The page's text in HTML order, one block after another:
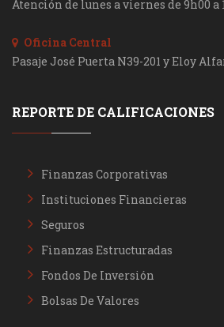
Atención de lunes a viernes de 9h00 a
Oficina Central
Pasaje José Puerta N39-201 y Eloy
REPORTE DE CALIFICACIONES
Finanzas Corporativas
Instituciones Financieras
Seguros
Finanzas Estructuradas
Fondos De Inversión
Bolsas De Valores